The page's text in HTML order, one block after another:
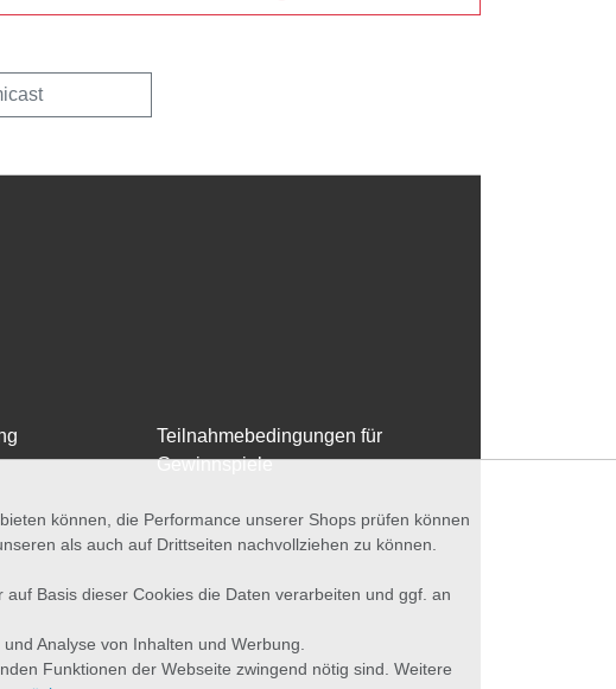
Teilnahmebedingungen für
Gewinnspiele
können, die Performance unserer Shops prüfen können
als auch auf Drittseiten nachvollziehen zu können.
Basis dieser Cookies die Daten verarbeiten und ggf. an
Analyse von Inhalten und Werbung.
Funktionen der Webseite zwingend nötig sind. Weitere